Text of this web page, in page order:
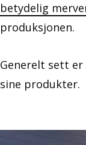
betydelig
produksjonen.
Generelt sett
sine produkter.